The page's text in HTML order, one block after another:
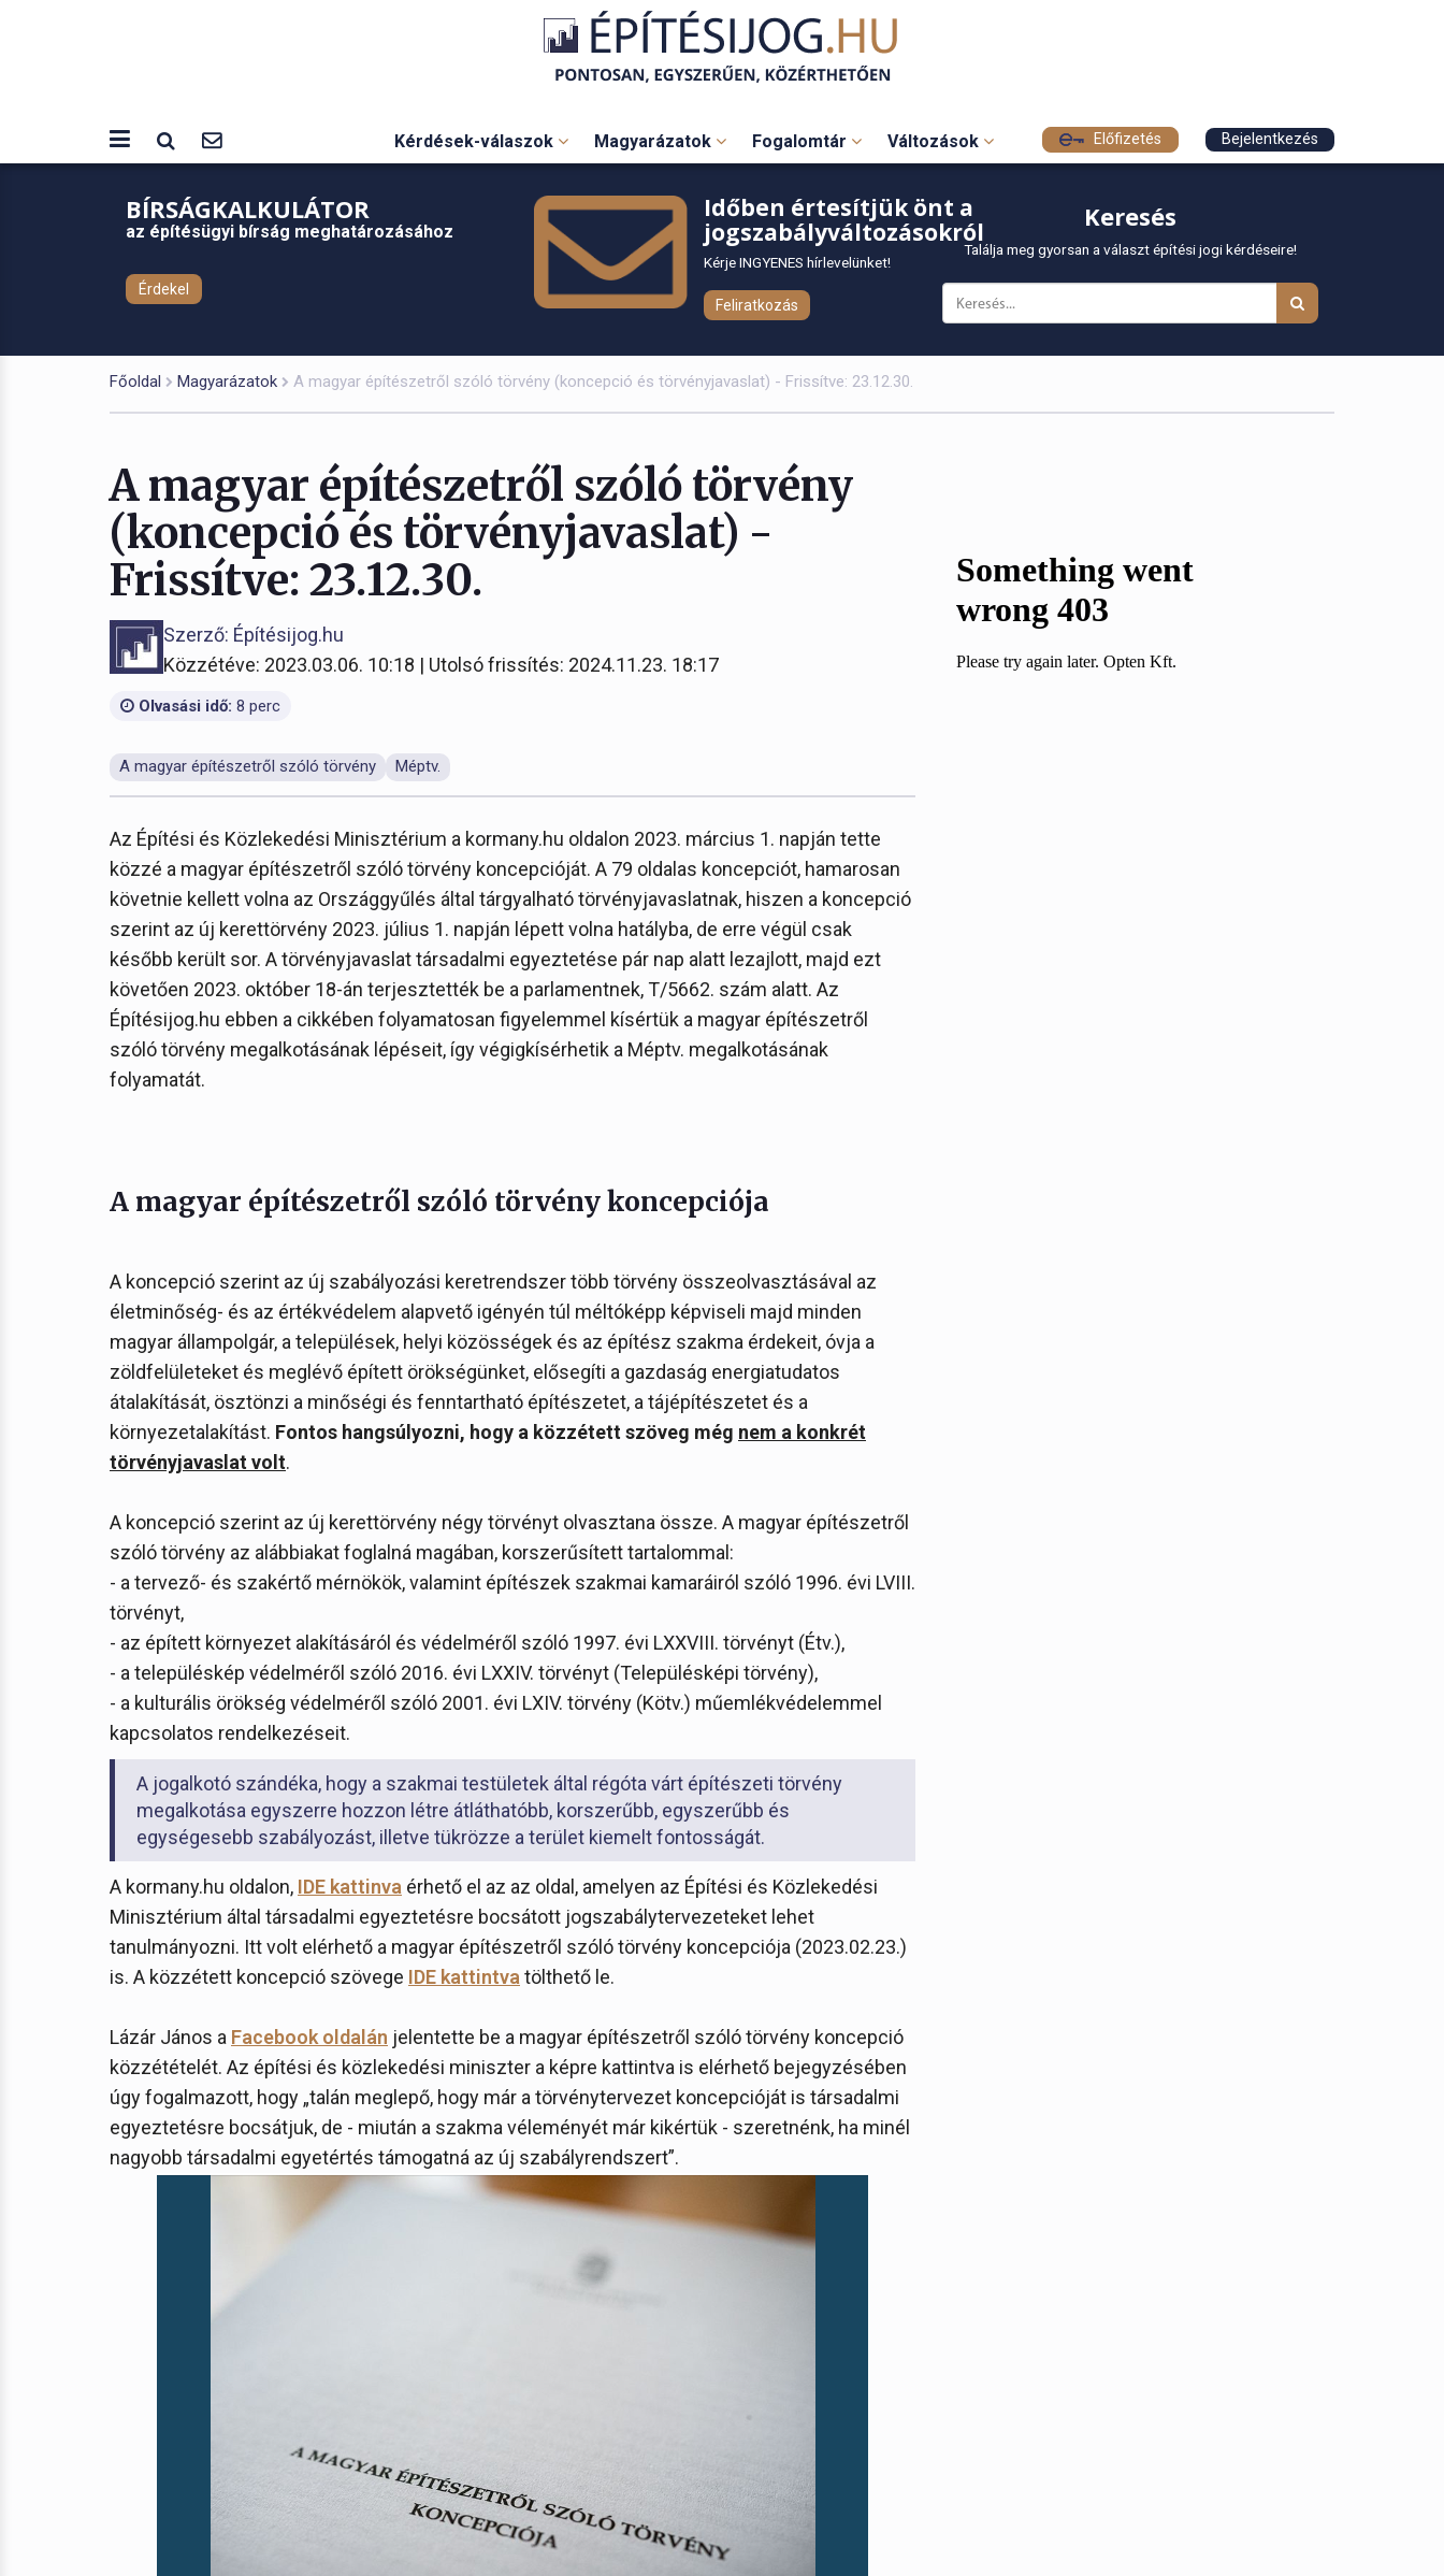
Kérdések-válaszok Magyarázatok Fogalomtár Változások Előfizetés Bejelentkezés
BÍRSÁGKALKULÁTOR
az építésügyi bírság meghatározásához
Érdekel
Időben értesítjük önt a
jogszabályváltozásokról
Kérje INGYENES hírlevelünket!
Feliratkozás
Keresés
Találja meg gyorsan a választ építési jogi kérdéseire!
Főoldal Magyarázatok A magyar építészetről szóló törvény (koncepció és törvényjavaslat) - Frissítve: 23.12.30.
A magyar építészetről szóló törvény
(koncepció és törvényjavaslat) -
Frissítve: 23.12.30.
Szerző: Építésijog.hu
Közzétéve: 2023.03.06. 10:18 | Utolsó frissítés: 2024.11.23. 18:17
Olvasási idő: 8 perc
A magyar építészetről szóló törvény Méptv.
Az Építési és Közlekedési Minisztérium a kormany.hu oldalon 2023. március 1. napján tette
közzé a magyar építészetről szóló törvény koncepcióját. A 79 oldalas koncepciót, hamarosan
követnie kellett volna az Országgyűlés által tárgyalható törvényjavaslatnak, hiszen a koncepció
szerint az új kerettörvény 2023. július 1. napján lépett volna hatályba, de erre végül csak
később került sor. A törvényjavaslat társadalmi egyeztetése pár nap alatt lezajlott, majd ezt
követően 2023. október 18-án terjesztették be a parlamentnek, T/5662. szám alatt. Az
Építésijog.hu ebben a cikkében folyamatosan figyelemmel kísértük a magyar építészetről
szóló törvény megalkotásának lépéseit, így végigkísérhetik a Méptv. megalkotásának
folyamatát.
A magyar építészetről szóló törvény koncepciója
A koncepció szerint az új szabályozási keretrendszer több törvény összeolvasztásával az
életminőség- és az értékvédelem alapvető igényén túl méltóképp képviseli majd minden
magyar állampolgár, a települések, helyi közösségek és az építész szakma érdekeit, óvja a
zöldfelületeket és meglévő épített örökségünket, elősegíti a gazdaság energiatudatos
átalakítását, ösztönzi a minőségi és fenntartható építészetet, a tájépítészetet és a
környezetalakítást. Fontos hangsúlyozni, hogy a közzétett szöveg még nem a konkrét
törvényjavaslat volt.
A koncepció szerint az új kerettörvény négy törvényt olvasztana össze. A magyar építészetről
szóló törvény az alábbiakat foglalná magában, korszerűsített tartalommal:
- a tervező- és szakértő mérnökök, valamint építészek szakmai kamaráiról szóló 1996. évi LVIII.
törvényt,
- az épített környezet alakításáról és védelméről szóló 1997. évi LXXVIII. törvényt (Étv.),
- a településkép védelméről szóló 2016. évi LXXIV. törvényt (Településképi törvény),
- a kulturális örökség védelméről szóló 2001. évi LXIV. törvény (Kötv.) műemlékvédelemmel
kapcsolatos rendelkezéseit.
A jogalkotó szándéka, hogy a szakmai testületek által régóta várt építészeti törvény
megalkotása egyszerre hozzon létre átláthatóbb, korszerűbb, egyszerűbb és
egységesebb szabályozást, illetve tükrözze a terület kiemelt fontosságát.
A kormany.hu oldalon, IDE kattinva érhető el az az oldal, amelyen az Építési és Közlekedési
Minisztérium által társadalmi egyeztetésre bocsátott jogszabálytervezeteket lehet
tanulmányozni. Itt volt elérhető a magyar építészetről szóló törvény koncepciója (2023.02.23.)
is. A közzétett koncepció szövege IDE kattintva tölthető le.
Lázár János a Facebook oldalán jelentette be a magyar építészetről szóló törvény koncepció
közzétételét. Az építési és közlekedési miniszter a képre kattintva is elérhető bejegyzésében
úgy fogalmazott, hogy „talán meglepő, hogy már a törvénytervezet koncepcióját is társadalmi
egyeztetésre bocsátjuk, de - miután a szakma véleményét már kikértük - szeretnénk, ha minél
nagyobb társadalmi egyetértés támogatná az új szabályrendszert”.